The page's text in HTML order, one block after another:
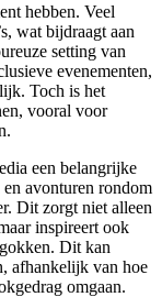
hebben. Veel
wat bijdraagt aan
setting van
evenementen,
Toch is het
vooral voor
een belangrijke
avonturen rondom
Dit zorgt niet alleen
inspireert ook
Dit kan
afhankelijk van hoe
omgaan.